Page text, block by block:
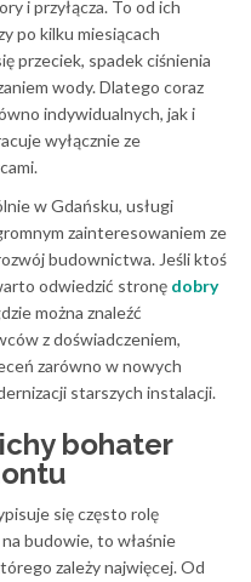
i przyłącza. To od ich
po kilku miesiącach
przeciek, spadek ciśnienia
wody. Dlatego coraz
indywidualnych, jak i
wyłącznie ze
w Gdańsku, usługi
zainteresowaniem ze
budownictwa. Jeśli ktoś
odwiedzić stronę dobry
można znaleźć
z doświadczeniem,
zarówno w nowych
starszych instalacji.
bohater
się często rolę
budowie, to właśnie
zależy najwięcej. Od